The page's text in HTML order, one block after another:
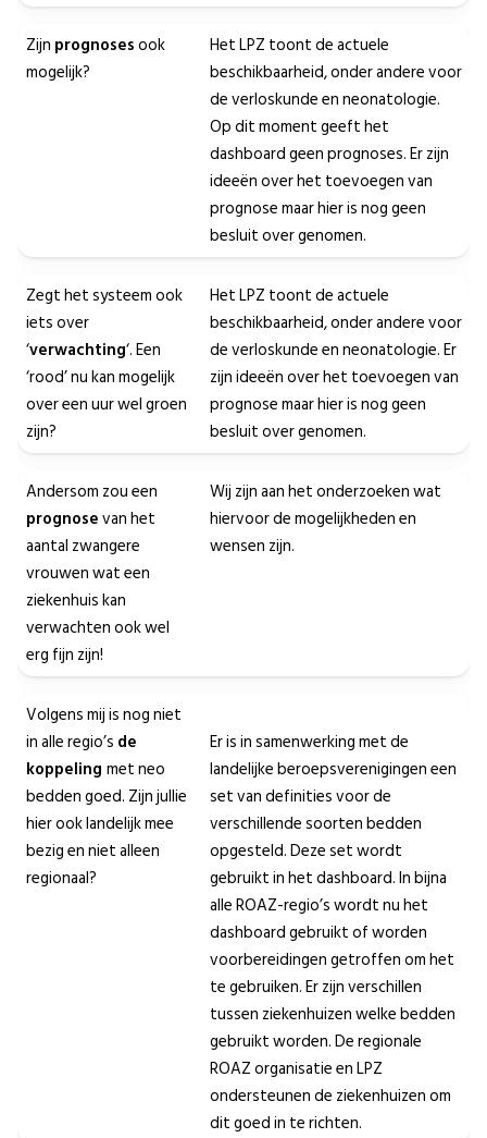
Zijn prognosesook
mogelijk?
Het LPZ toont de actuele
beschikbaarheid, onder andere voor
de verloskunde en neonatologie.
Op dit moment geeft het
dashboard geen prognoses. Er zijn
ideeën over het toevoegen van
prognose maar hier is nog geen
besluit over genomen.
Zegt het systeem ook
iets over
‘verwachting‘. Een
‘rood’ nu kan mogelijk
over een uur wel groen
zijn?
Het LPZ toont de actuele
beschikbaarheid, onder andere voor
de verloskunde en neonatologie. Er
zijn ideeën over het toevoegen van
prognose maar hier is nog geen
besluit over genomen.
Andersom zou een
prognosevan het
aantal zwangere
vrouwen wat een
ziekenhuis kan
verwachten ook wel
erg fijn zijn!
Wij zijn aan het onderzoeken wat
hiervoor de mogelijkheden en
wensen zijn.
Volgens mij is nog niet
in alle regio’s de
koppeling met neo
bedden goed. Zijn jullie
hier ook landelijk mee
bezig en niet alleen
regionaal?
Er is in samenwerking met de
landelijke beroepsverenigingen een
set van definities voor de
verschillende soorten bedden
opgesteld. Deze set wordt
gebruikt in het dashboard. In bijna
alle ROAZ-regio’s wordt nu het
dashboard gebruikt of worden
voorbereidingen getroffen om het
te gebruiken. Er zijn verschillen
tussen ziekenhuizen welke bedden
gebruikt worden. De regionale
ROAZ organisatie en LPZ
ondersteunen de ziekenhuizen om
dit goed in te richten.